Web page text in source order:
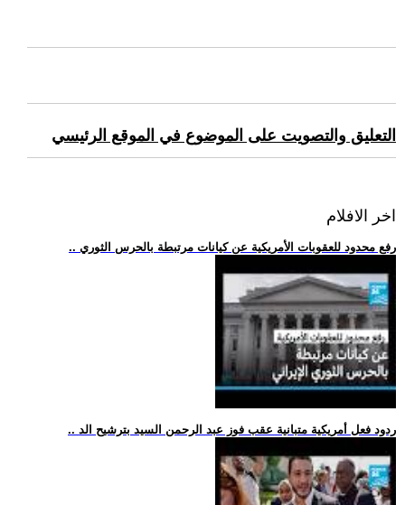
التعليق والتصويت على الموضوع في الموقع الرئيسي
اخر الافلام
.. رفع محدود للعقوبات الأمريكية عن كيانات مرتبطة بالحرس الثوري
.. ردود فعل أمريكية متبانية عقب فوز عبد الرحمن السيد بترشيح الد